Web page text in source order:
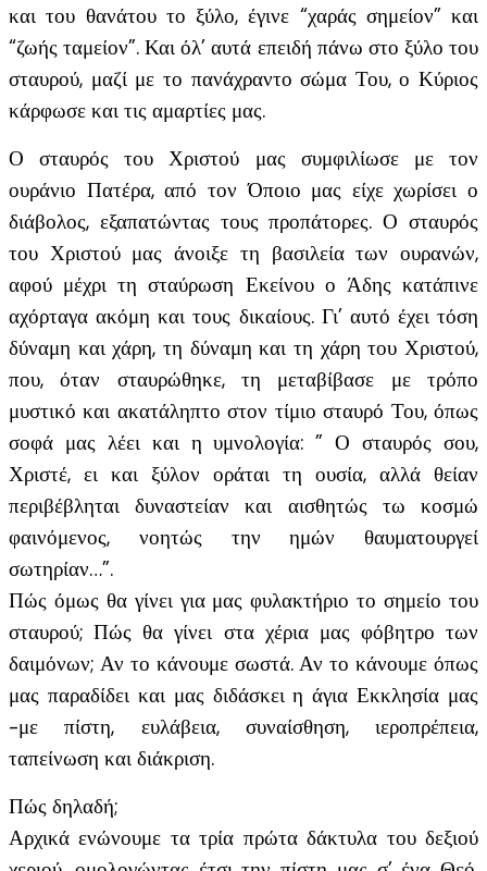
και του θανάτου το ξύλο, έγινε “χαράς σημείον” και
“ζωής ταμείον”. Και όλ’ αυτά επειδή πάνω στο ξύλο του
σταυρού, μαζί με το πανάχραντο σώμα Του, ο Κύριος
κάρφωσε και τις αμαρτίες μας.
Ο σταυρός του Χριστού μας συμφιλίωσε με τον
ουράνιο Πατέρα, από τον Όποιο μας είχε χωρίσει ο
διάβολος, εξαπατώντας τους προπάτορες. Ο σταυρός
του Χριστού μας άνοιξε τη βασιλεία των ουρανών,
αφού μέχρι τη σταύρωση Εκείνου ο Άδης κατάπινε
αχόρταγα ακόμη και τους δικαίους. Γι’ αυτό έχει τόση
δύναμη και χάρη, τη δύναμη και τη χάρη του Χριστού,
που, όταν σταυρώθηκε, τη μεταβίβασε με τρόπο
μυστικό και ακατάληπτο στον τίμιο σταυρό Του, όπως
σοφά μας λέει και η υμνολογία: ” Ο σταυρός σου,
Χριστέ, ει και ξύλον οράται τη ουσία, αλλά θείαν
περιβέβληται δυναστείαν και αισθητώς τω κοσμώ
φαινόμενος, νοητώς την ημών θαυματουργεί
σωτηρίαν…”.
Πώς όμως θα γίνει για μας φυλακτήριο το σημείο του
σταυρού; Πώς θα γίνει στα χέρια μας φόβητρο των
δαιμόνων; Αν το κάνουμε σωστά. Αν το κάνουμε όπως
μας παραδίδει και μας διδάσκει η άγια Εκκλησία μας
-με πίστη, ευλάβεια, συναίσθηση, ιεροπρέπεια,
ταπείνωση και διάκριση.
Πώς δηλαδή;
Αρχικά ενώνουμε τα τρία πρώτα δάκτυλα του δεξιού